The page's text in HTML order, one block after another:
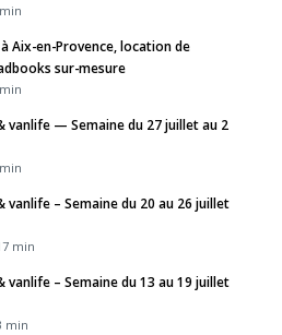
Aix-en-Provence, location de
sur-mesure
vanlife — Semaine du 27 juillet au 2
vanlife – Semaine du 20 au 26 juillet
min
vanlife – Semaine du 13 au 19 juillet
min